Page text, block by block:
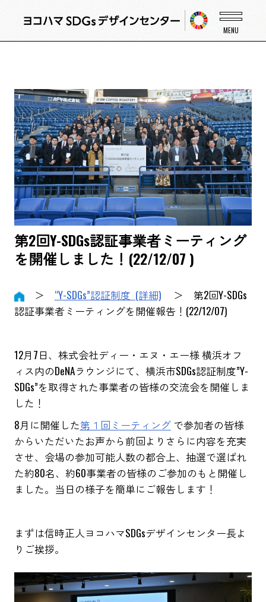
第2回Y-SDGs認証事業者ミーティング
を開催しました！(22/12/07 )
＞ “Y-SDGs”認証制度 (詳細)＞ 第2回Y-SDGs
認証事業者ミーティングを開催報告！(22/12/07)
12月7日、株式会社ディー・エヌ・エー様 横浜オフ
ィス内のDeNAラウンジにて、 横浜市SDGs認証制度”Y-
SDGs”を取得された事業者の皆様の交流会を開催しま
した！
8月に開催した第１回ミーティングで参加者の皆様
からいただいたお声から前回よりさらに内容を充実
させ、会場の参加可能人数の都合上、抽選で選ばれ
た約80名、約60事業者の皆様のご参加のもと開催し
ました。 当日の様子を簡単にご報告します！
まずは信時正人ヨコハマSDGsデザインセンター長よ
りご挨拶。